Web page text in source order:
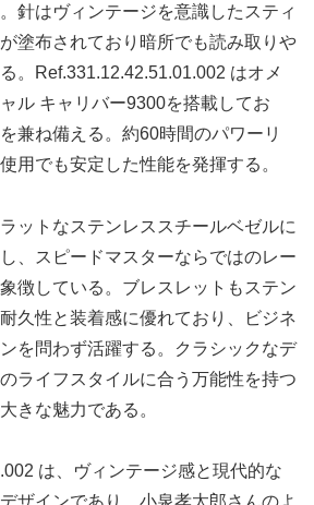
針はヴィンテージを意識したスティ
塗布されており暗所でも読み取りや
。Ref.331.12.42.51.01.002 はオメ
ル キャリバー9300を搭載してお
兼ね備える。約60時間のパワーリ
用でも安定した性能を発揮する。
ットなステンレススチールベゼルに
、スピードマスターならではのレー
徴している。ブレスレットもステン
久性と装着感に優れており、ビジネ
を問わず活躍する。クラシックなデ
ライフスタイルに合う万能性を持つ
きな魅力である。
は、ヴィンテージ感と現代的な